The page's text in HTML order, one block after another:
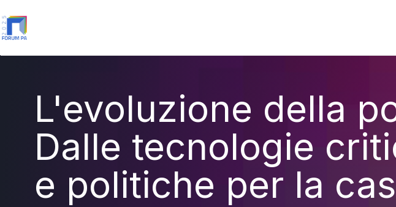
L'evoluzione della
Dalle tecnologie
e politiche per la